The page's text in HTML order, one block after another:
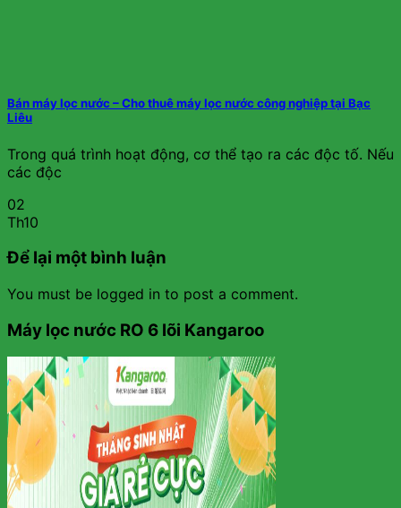
Bán máy lọc nước – Cho thuê máy lọc nước công nghiệp tại Bạc
Liêu
Trong quá trình hoạt động, cơ thể tạo ra các độc tố. Nếu
các độc
02
Th10
Để lại một bình luận
You must be logged in to post a comment.
Máy lọc nước RO 6 lõi Kangaroo